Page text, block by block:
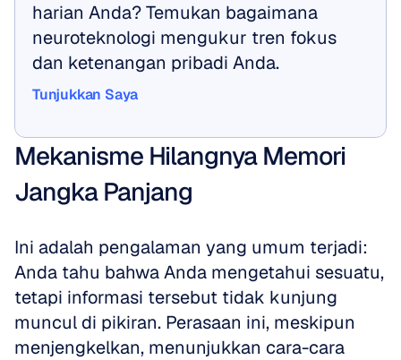
harian Anda? Temukan bagaimana
neuroteknologi mengukur tren fokus
dan ketenangan pribadi Anda.
Tunjukkan Saya
Mekanisme Hilangnya Memori
Jangka Panjang
Ini adalah pengalaman yang umum terjadi:
Anda tahu bahwa Anda mengetahui sesuatu,
tetapi informasi tersebut tidak kunjung
muncul di pikiran. Perasaan ini, meskipun
menjengkelkan, menunjukkan cara-cara